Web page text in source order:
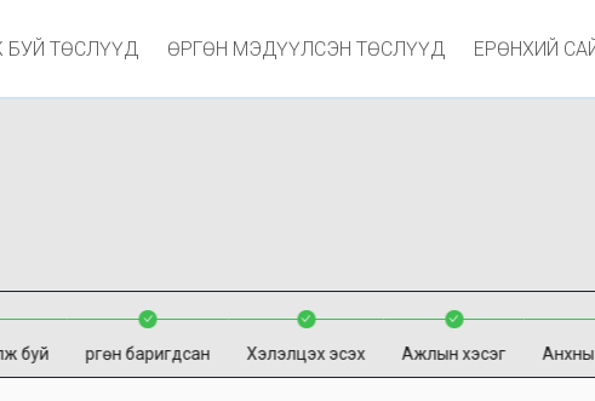
ТӨСЛҮҮД ӨРГӨН МЭДҮҮЛСЭН ТӨСЛҮҮД ЕРӨНХИЙ
буй Өргөн баригдсан Хэлэлцэх эсэх Ажлын хэсэг Анхны